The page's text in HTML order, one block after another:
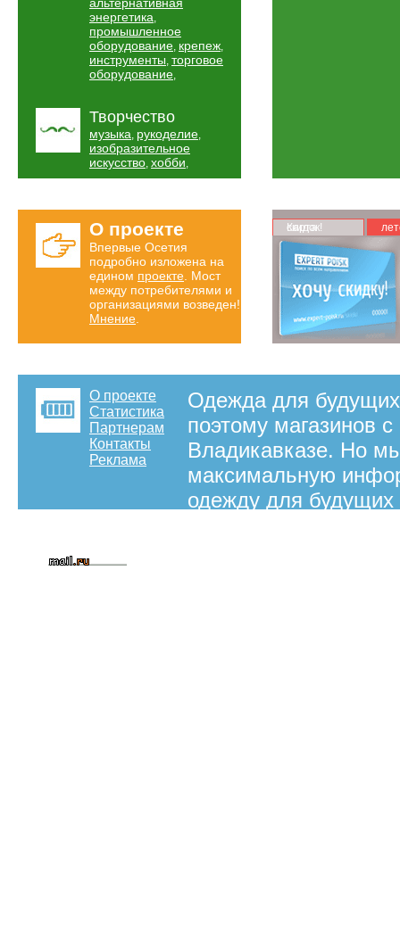
энергетика,
промышленное
оборудование, крепеж,
инструменты, торговое
оборудование,
Творчество
музыка, рукоделие,
изобразительное
искусство, хобби,
О проекте
Впервые Осетия
подробно изложена на
едином проекте . Мост
между потребителями и
организациями возведен!
Мнение
Карта скидок!
О проекте
Статистика
Партнерам
Контакты
Реклама
Одежда для
поэтому магазинов
Владикавказе. Но
максимальную
одежду для будущих